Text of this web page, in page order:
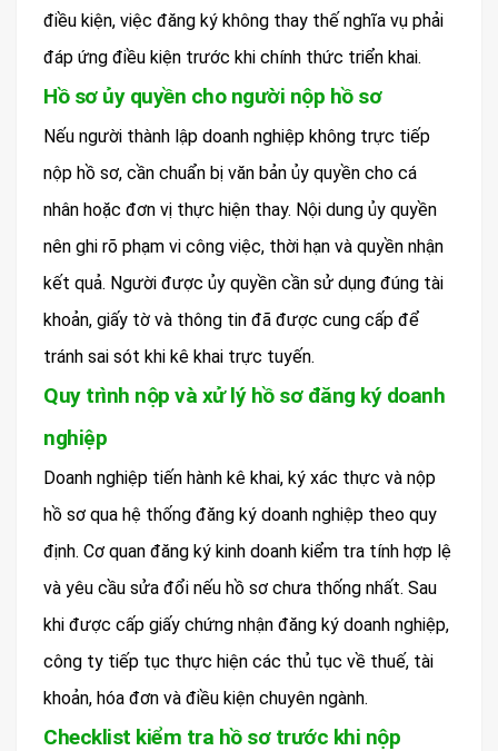
điều kiện, việc đăng ký không thay thế nghĩa vụ phải
đáp ứng điều kiện trước khi chính thức triển khai.
Hồ sơ ủy quyền cho người nộp hồ sơ
Nếu người thành lập doanh nghiệp không trực tiếp
nộp hồ sơ, cần chuẩn bị văn bản ủy quyền cho cá
nhân hoặc đơn vị thực hiện thay. Nội dung ủy quyền
nên ghi rõ phạm vi công việc, thời hạn và quyền nhận
kết quả. Người được ủy quyền cần sử dụng đúng tài
khoản, giấy tờ và thông tin đã được cung cấp để
tránh sai sót khi kê khai trực tuyến.
Quy trình nộp và xử lý hồ sơ đăng ký doanh
nghiệp
Doanh nghiệp tiến hành kê khai, ký xác thực và nộp
hồ sơ qua hệ thống đăng ký doanh nghiệp theo quy
định. Cơ quan đăng ký kinh doanh kiểm tra tính hợp lệ
và yêu cầu sửa đổi nếu hồ sơ chưa thống nhất. Sau
khi được cấp giấy chứng nhận đăng ký doanh nghiệp,
công ty tiếp tục thực hiện các thủ tục về thuế, tài
khoản, hóa đơn và điều kiện chuyên ngành.
Checklist kiểm tra hồ sơ trước khi nộp